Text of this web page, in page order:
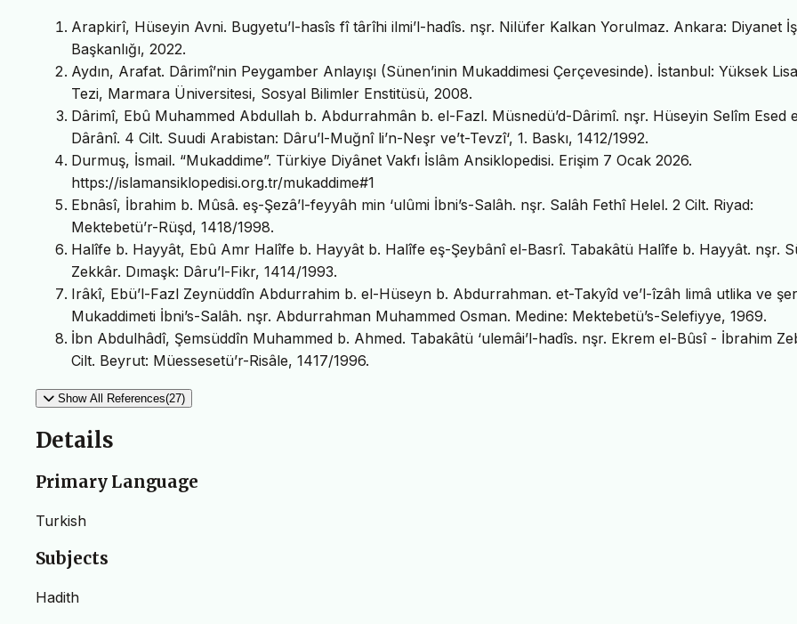
Arapkirî, Hüseyin Avni. Bugyetu’l-hasîs fî târîhi ilmi’l-hadîs. nşr. Nilüfer Kalkan Yorulmaz. Ankara: Diyanet
Başkanlığı, 2022.
Aydın, Arafat. Dârimî’nin Peygamber Anlayışı (Sünen’inin Mukaddimesi Çerçevesinde). İstanbul: Yüksek
Tezi, Marmara Üniversitesi, Sosyal Bilimler Enstitüsü, 2008.
Dârimî, Ebû Muhammed Abdullah b. Abdurrahmân b. el-Fazl. Müsnedü’d-Dârimî. nşr. Hüseyin Selîm Esed
Dârânî. 4 Cilt. Suudi Arabistan: Dâru’l-Muğnî li’n-Neşr ve’t-Tevzî‘, 1. Baskı, 1412/1992.
Durmuş, İsmail. “Mukaddime”. Türkiye Diyânet Vakfı İslâm Ansiklopedisi. Erişim 7 Ocak 2026.
https://islamansiklopedisi.org.tr/mukaddime#1
Ebnâsî, İbrahim b. Mûsâ. eş-Şezâ’l-feyyâh min ‘ulûmi İbni’s-Salâh. nşr. Salâh Fethî Helel. 2 Cilt. Riyad:
Mektebetü’r-Rüşd, 1418/1998.
Halîfe b. Hayyât, Ebû Amr Halîfe b. Hayyât b. Halîfe eş-Şeybânî el-Basrî. Tabakâtü Halîfe b. Hayyât. nşr.
Zekkâr. Dımaşk: Dâru’l-Fikr, 1414/1993.
Irâkî, Ebü’l-Fazl Zeynüddîn Abdurrahim b. el-Hüseyn b. Abdurrahman. et-Takyîd ve’l-îzâh limâ utlika ve
Mukaddimeti İbni’s-Salâh. nşr. Abdurrahman Muhammed Osman. Medine: Mektebetü’s-Selefiyye, 1969.
İbn Abdulhâdî, Şemsüddîn Muhammed b. Ahmed. Tabakâtü ‘ulemâi’l-hadîs. nşr. Ekrem el-Bûsî - İbrahim
Cilt. Beyrut: Müessesetü’r-Risâle, 1417/1996.
Show All References(27)
Details
Primary Language
Turkish
Subjects
Hadith